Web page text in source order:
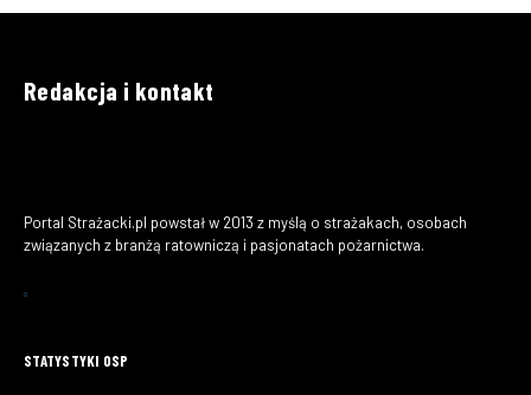
Redakcja i kontakt
Portal Strażacki.pl powstał w 2013 z myślą o strażakach, osobach
związanych z branżą ratowniczą i pasjonatach pożarnictwa.
STATYSTYKI OSP